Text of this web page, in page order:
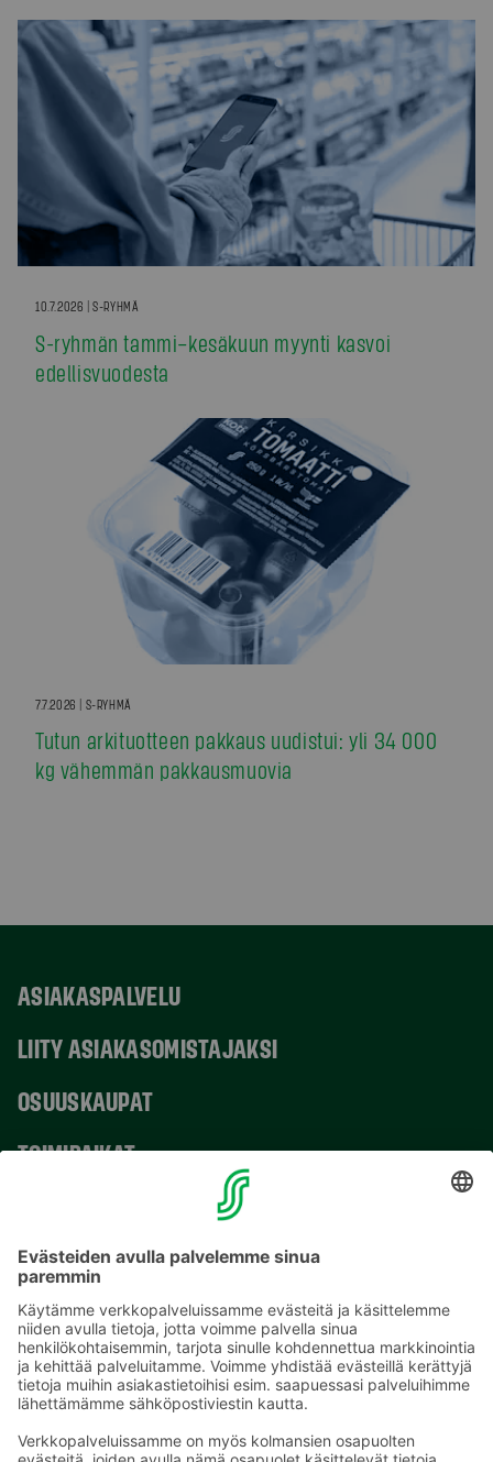
10.7.2026 | S-RYHMÄ
S-ryhmän tammi–kesäkuun myynti kasvoi
edellisvuodesta
7.7.2026 | S-RYHMÄ
Tutun arkituotteen pakkaus uudistui: yli 34 000
kg vähemmän pakkausmuovia
ASIAKASPALVELU
LIITY ASIAKASOMISTAJAKSI
OSUUSKAUPAT
TOIMIPAIKAT
Sähköpostiosoitteet S-ryhmässä ovat muotoa
etunimi.sukunimi@sok.fi